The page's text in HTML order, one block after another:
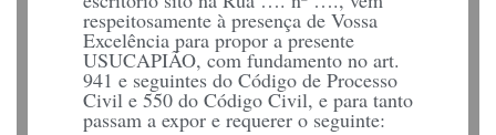
respeitosamente à presença de Vossa
Excelência para propor a presente
USUCAPIÃO, com fundamento no art.
941 e seguintes do Código de Processo
Civil e 550 do Código Civil, e para tanto
passam a expor e requerer o seguinte: